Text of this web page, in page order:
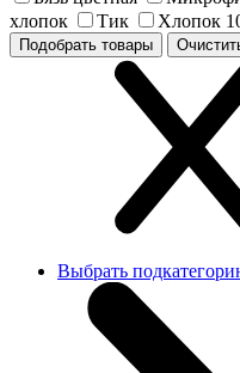
хлопок
Тик Хлопок
Подобрать товары
Выбрать